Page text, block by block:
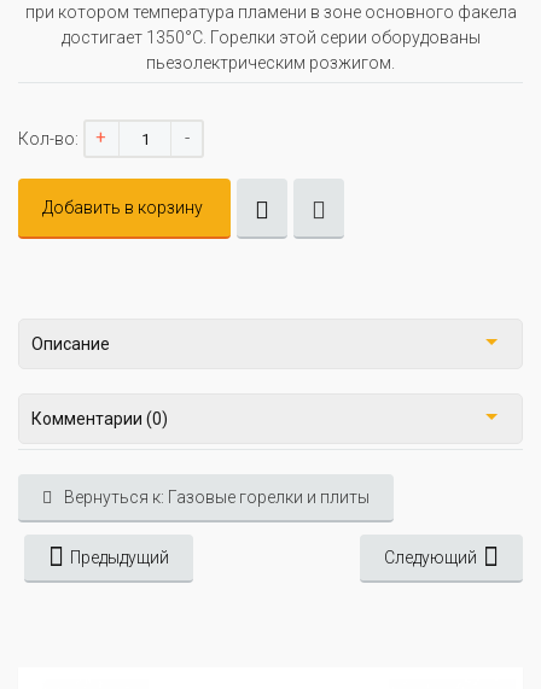
при котором температура пламени в зоне основного факела
достигает 1350°С. Горелки этой серии оборудованы
пьезолектрическим розжигом.
Кол-во: + -
Добавить в корзину
Описание
Комментарии (0)
Вернуться к: Газовые горелки и плиты
Предыдущий Следующий